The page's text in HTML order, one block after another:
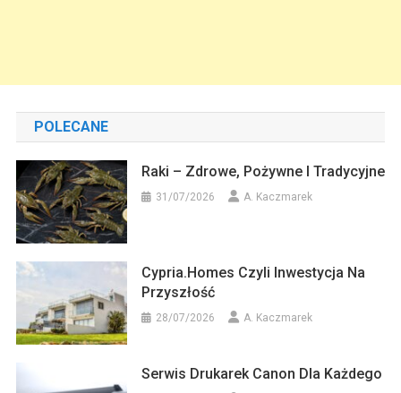
POLECANE
Raki – Zdrowe, Pożywne I Tradycyjne
31/07/2026 A. Kaczmarek
Cypria.homes Czyli Inwestycja Na
Przyszłość
28/07/2026 A. Kaczmarek
Serwis Drukarek Canon Dla Każdego